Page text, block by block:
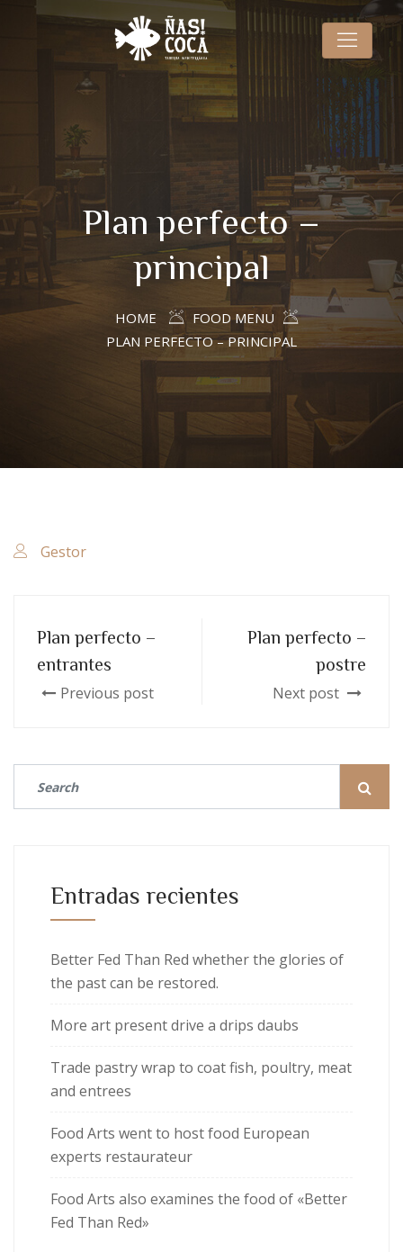
Plan perfecto –
principal
HOME
FOOD MENU
PLAN PERFECTO – PRINCIPAL
Gestor
Plan perfecto –
entrantes
Previous post
Plan perfecto –
postre
Next post
Entradas recientes
Better Fed Than Red whether the glories of
the past can be restored.
More art present drive a drips daubs
Trade pastry wrap to coat fish, poultry, meat
and entrees
Food Arts went to host food European
experts restaurateur
Food Arts also examines the food of «Better
Fed Than Red»